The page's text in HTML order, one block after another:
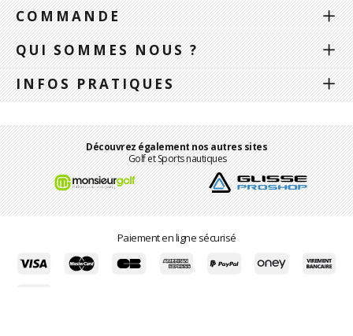
COMMANDE
QUI SOMMES NOUS ?
INFOS PRATIQUES
Découvrez également nos autres sites
Golf et Sports nautiques
Paiement en ligne sécurisé